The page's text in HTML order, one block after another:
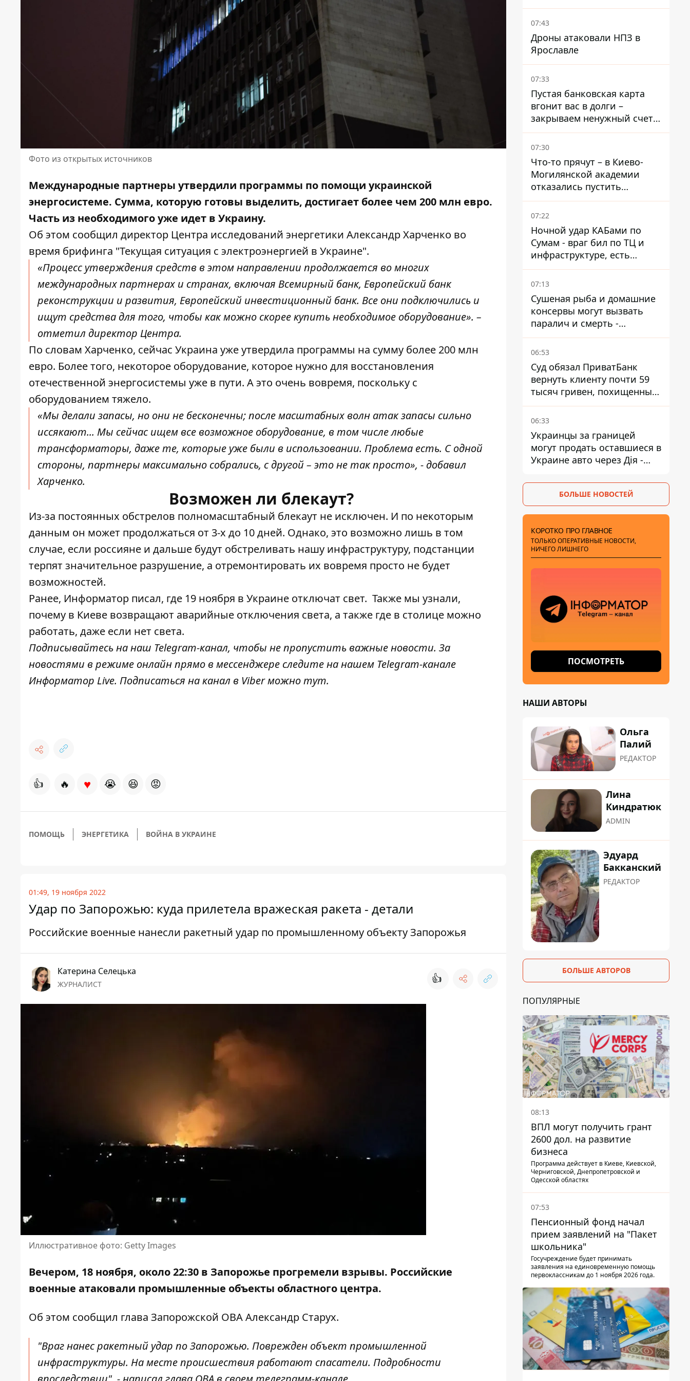
Фото из открытых источников
Международные партнеры утвердили программы по помощи украинской
энергосистеме. Сумма, которую готовы выделить, достигает более чем 200 млн евро.
Часть из необходимого уже идет в Украину.
Об этом сообщил директор Центра исследований энергетики Александр Харченко во
время брифинга "Текущая ситуация с электроэнергией в Украине".
«Процесс утверждения средств в этом направлении продолжается во многих
международных партнерах и странах, включая Всемирный банк, Европейский банк
реконструкции и развития, Европейский инвестиционный банк. Все они подключились и
ищут средства для того, чтобы как можно скорее купить необходимое оборудование». –
отметил директор Центра.
По словам Харченко, сейчас Украина уже утвердила программы на сумму более 200 млн
евро. Более того, некоторое оборудование, которое нужно для восстановления
отечественной энергосистемы уже в пути. А это очень вовремя, поскольку с
оборудованием тяжело.
«Мы делали запасы, но они не бесконечны; после масштабных волн атак запасы сильно
иссякают... Мы сейчас ищем все возможное оборудование, в том числе любые
трансформаторы, даже те, которые уже были в использовании. Проблема есть. С одной
стороны, партнеры максимально собрались, с другой – это не так просто», - добавил
Харченко.
Возможен ли блекаут?
Из-за постоянных обстрелов полномасштабный блекаут не исключен. И по некоторым
данным он может продолжаться от 3-х до 10 дней. Однако, это возможно лишь в том
случае, если россияне и дальше будут обстреливать нашу инфраструктуру, подстанции
терпят значительное разрушение, а отремонтировать их вовремя просто не будет
возможностей.
Ранее, Информатор писал, где 19 ноября в Украине отключат свет. Также мы узнали,
почему в Киеве возвращают аварийные отключения света, а также где в столице можно
работать, даже если нет света.
Подписывайтесь на наш Telegram-канал, чтобы не пропустить важные новости. За
новостями в режиме онлайн прямо в мессенджере следите на нашем Telegram-канале
Информатор Live. Подписаться на канал в Viber можнотут.
👍 🔥 ♥ 😭 😆 😡
ПОМОЩЬ ЭНЕРГЕТИКА ВОЙНА В УКРАИНЕ
01:49, 19 ноября 2022
Удар по Запорожью: куда прилетела вражеская ракета - детали
Российские военные нанесли ракетный удар по промышленному объекту Запорожья
Катерина Селецька
ЖУРНАЛИСТ 👍
Иллюстративное фото: Getty Images
Вечером, 18 ноября, около 22:30 в Запорожье прогремели взрывы. Российские
военные атаковали промышленные объекты областного центра.
Об этом сообщил глава Запорожской ОВА Александр Старух.
"Враг нанес ракетный удар по Запорожью. Поврежден объект промышленной
инфраструктуры. На месте происшествия работают спасатели. Подробности
07:43
Дроны атаковали НПЗ в
Ярославле
07:33
Пустая банковская карта
вгонит вас в долги –
закрываем ненужный счет
правильно
07:30
Что-то прячут – в Киево-
Могилянской академии
отказались пустить
комиссию по охране
памятников на территорию
07:22
Ночной удар КАБами по
Сумам - враг бил по ТЦ и
инфраструктуре, есть
ранены
07:13
Сушеная рыба и домашние
консервы могут вызвать
паралич и смерть -
Госрыбагентство
предупреждает о ботулизме
06:53
Суд обязал ПриватБанк
вернуть клиенту почти 59
тысяч гривен, похищенных
мошенниками
06:33
Украинцы за границей
могут продать оставшиеся в
Украине авто через Дія -
БОЛЬШЕ НОВОСТЕЙ
КОРОТКО ПРО ГЛАВНОЕ
ТОЛЬКО ОПЕРАТИВНЫЕ НОВОСТИ,
НИЧЕГО ЛИШНЕГО
ПОСМОТРЕТЬ
НАШИ АВТОРЫ
Ольга
Палий
РЕДАКТОР
Лина
Киндратюк
ADMIN
Эдуард
Бакканский
РЕДАКТОР
БОЛЬШЕ АВТОРОВ
ПОПУЛЯРНЫЕ
08:13
ВПЛ могут получить грант
2600 дол. на развитие
бизнеса
Программа действует в Киеве, Киевской,
Черниговской, Днепропетровской и
Одесской областях
07:53
Пенсионный фонд начал
прием заявлений на "Пакет
школьника"
Госучреждение будет принимать
заявления на единовременную помощь
первоклассникам до 1 ноября 2026 года.